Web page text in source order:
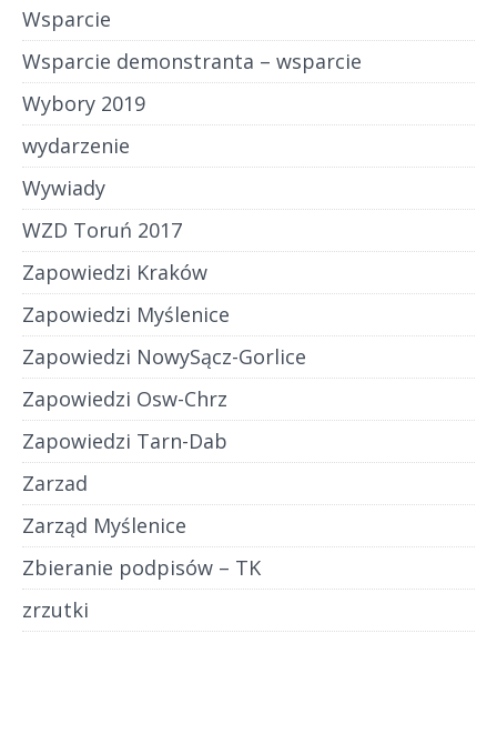
Wsparcie
Wsparcie demonstranta – wsparcie
Wybory 2019
wydarzenie
Wywiady
WZD Toruń 2017
Zapowiedzi Kraków
Zapowiedzi Myślenice
Zapowiedzi NowySącz-Gorlice
Zapowiedzi Osw-Chrz
Zapowiedzi Tarn-Dab
Zarzad
Zarząd Myślenice
Zbieranie podpisów – TK
zrzutki